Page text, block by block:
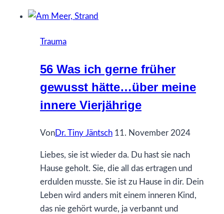
gerne
über
den
Trauma
56 Was ich gerne früher
gewusst hätte…über meine
innere Vierjährige
VonDr. Tiny Jäntsch 11. November 2024
Liebes, sie ist wieder da. Du hast sie nach
Hause geholt. Sie, die all das ertragen und
erdulden musste. Sie ist zu Hause in dir. Dein
Leben wird anders mit einem inneren Kind,
das nie gehört wurde, ja verbannt und